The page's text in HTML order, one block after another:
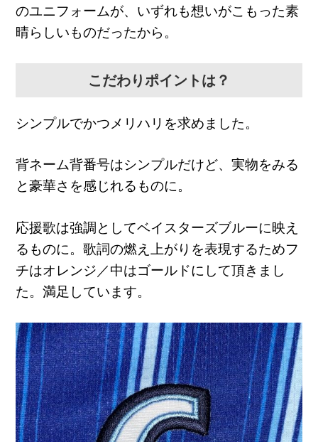
のユニフォームが、いずれも想いがこもった素
晴らしいものだったから。
こだわりポイントは？
シンプルでかつメリハリを求めました。
背ネーム背番号はシンプルだけど、実物をみる
と豪華さを感じれるものに。
応援歌は強調としてベイスターズブルーに映え
るものに。歌詞の燃え上がりを表現するためフ
チはオレンジ／中はゴールドにして頂きまし
た。満足しています。